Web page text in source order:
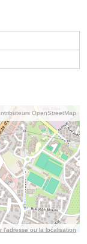
OpenStreetMap
l’adresse ou la localisation